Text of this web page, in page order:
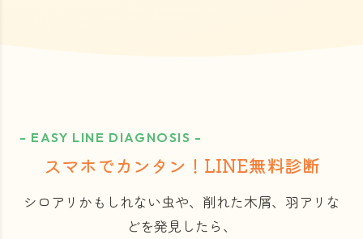
- EASY LINE DIAGNOSIS -
スマホでカンタン！LINE無料診断
シロアリかもしれない虫や、削れた木屑、羽アリな
どを発見したら、